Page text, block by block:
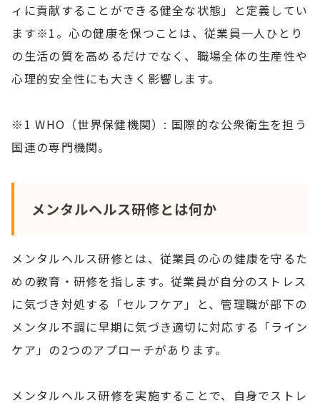
ィに貢献することができる健全な状態」と定義してい
ます※1。心の健康を保つことは、従業員一人ひとり
の生活の質を高めるだけでなく、職場全体の生産性や
心理的安全性にも大きく影響します。
※1 WHO（世界保健機関）: 国際的な公衆衛生を担う
国連の専門機関。
メンタルヘルス研修とは何か
メンタルヘルス研修とは、従業員の心の健康を守るた
めの教育・研修を指します。従業員が自分のストレス
に気づき対処する「セルフケア」と、管理職が部下の
メンタル不調に早期に気づき適切に対応する「ライン
ケア」の2つのアプローチがあります。
メンタルヘルス研修を実施することで、自身でストレ